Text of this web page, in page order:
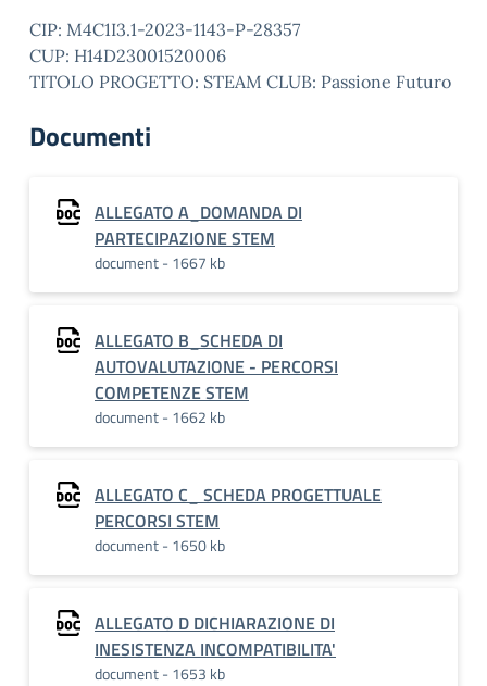
CIP: M4C1I3.1-2023-1143-P-28357
CUP: H14D23001520006
TITOLO PROGETTO: STEAM CLUB: Passione Futuro
Documenti
ALLEGATO A_DOMANDA DI
PARTECIPAZIONE STEM
document - 1667 kb
ALLEGATO B_SCHEDA DI
AUTOVALUTAZIONE - PERCORSI
COMPETENZE STEM
document - 1662 kb
ALLEGATO C_ SCHEDA PROGETTUALE
PERCORSI STEM
document - 1650 kb
ALLEGATO D DICHIARAZIONE DI
INESISTENZA INCOMPATIBILITA'
document - 1653 kb